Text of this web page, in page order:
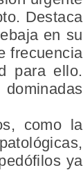
Destaca
en su
frecuencia
para ello.
como la
ya